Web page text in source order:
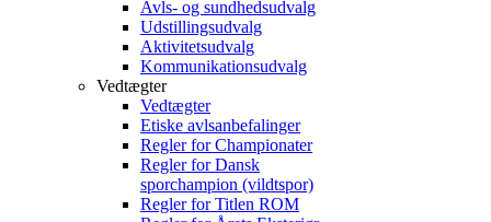
Avls- og sundhedsudvalg
Udstillingsudvalg
Aktivitetsudvalg
Kommunikationsudvalg
Vedtægter
Vedtægter
Etiske avlsanbefalinger
Regler for Championater
Regler for Dansk
sporchampion (vildtspor)
Regler for Titlen ROM